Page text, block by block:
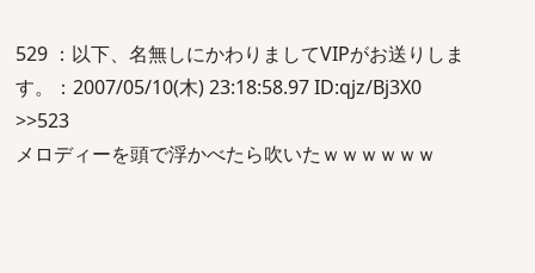
529 ：以下、名無しにかわりましてVIPがお送りしま
す。：2007/05/10(木) 23:18:58.97 ID:qjz/Bj3X0
>>523
メロディーを頭で浮かべたら吹いたｗｗｗｗｗｗ